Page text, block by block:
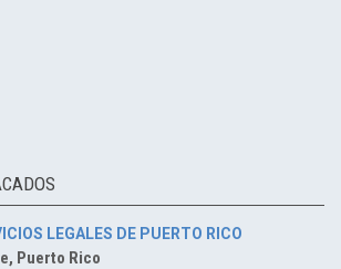
LEGALES DE PUERTO RICO
Puerto Rico